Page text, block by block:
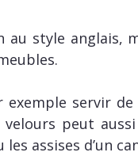
au style anglais,
exemple servir
peut
assises d’un